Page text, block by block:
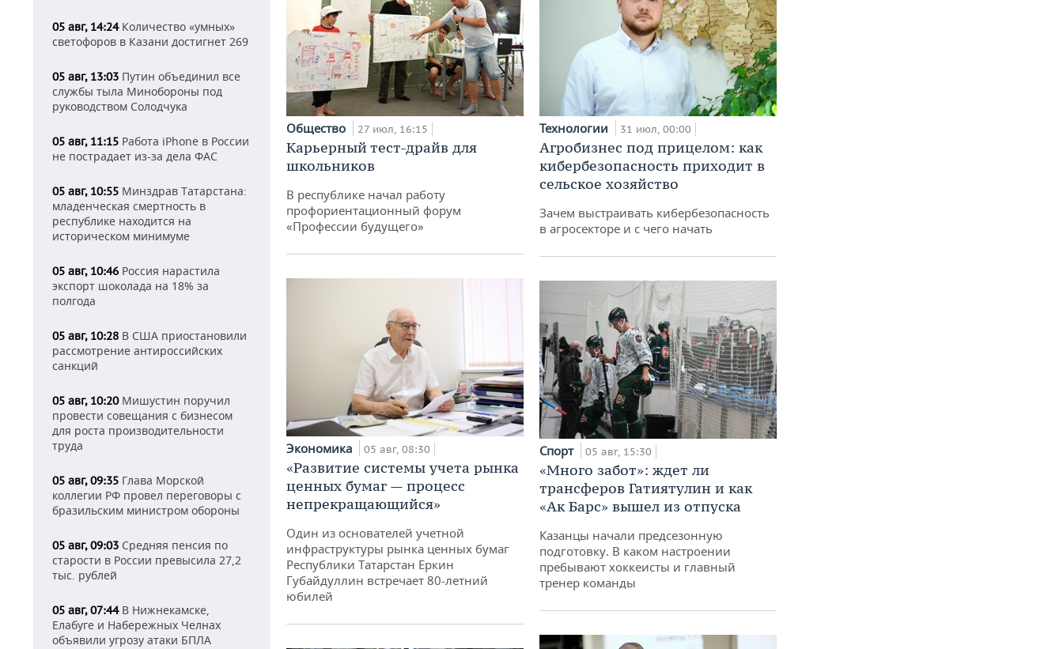
05 авг, 14:24Количество «умных»
светофоров в Казани достигнет 269
05 авг, 13:03 Путин объединил все
службы тыла Минобороны под
руководством Солодчука
05 авг, 11:15 Работа iPhone в России
не пострадает из-за дела ФАС
05 авг, 10:55 Минздрав Татарстана:
младенческая смертность в
республике находится на
историческом минимуме
05 авг, 10:46 Россия нарастила
экспорт шоколада на 18% за
полгода
05 авг, 10:28 В США приостановили
рассмотрение антироссийских
санкций
05 авг, 10:20Мишустин поручил
провести совещания с бизнесом
для роста производительности
труда
05 авг, 09:35 Глава Морской
коллегии РФ провел переговоры с
бразильским министром обороны
05 авг, 09:03 Средняя пенсия по
старости в России превысила 27,2
тыс. рублей
05 авг, 07:44В Нижнекамске,
Елабуге и Набережных Челнах
объявили угрозу атаки БПЛА
Общество 27 июл, 16:15
Карьерный тест-драйв для
школьников
В республике начал работу
профориентационный форум
«Профессии будущего»
Экономика 05 авг, 08:30
«Развитие системы учета рынка
ценных бумаг — процесс
непрекращающийся»
Один из основателей учетной
инфраструктуры рынка ценных бумаг
Республики Татарстан Еркин
Губайдуллин встречает 80-летний
юбилей
Технологии 31 июл, 00:00
Агробизнес под прицелом: как
кибербезопасность приходит в
сельское хозяйство
Зачем выстраивать кибербезопасность
в агросекторе и с чего начать
Спорт 05 авг, 15:30
«Много забот»: ждет ли
трансферов Гатиятулин и как
«Ак Барс» вышел из отпуска
Казанцы начали предсезонную
подготовку. В каком настроении
пребывают хоккеисты и главный
тренер команды